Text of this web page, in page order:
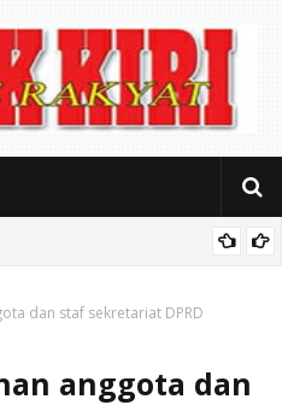
dan staf sekretariat DPRD
anggota dan